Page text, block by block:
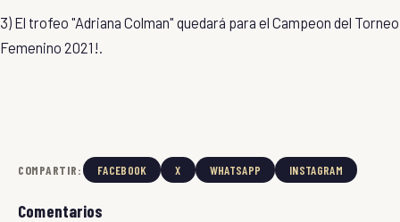
3) El trofeo "Adriana Colman" quedará para el Campeon del Torneo
Femenino 2021!.
COMPARTIR: FACEBOOK X WHATSAPP INSTAGRAM
Comentarios